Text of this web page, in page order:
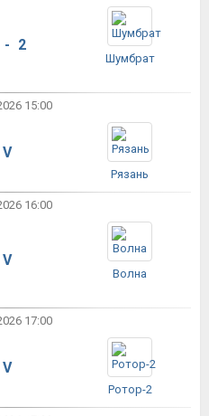
- 2
Шумбрат
15:00
V
Рязань
16:00
V
Волна
17:00
V
Ротор-2